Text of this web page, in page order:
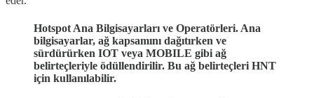
Hotspot Ana Bilgisayarları ve Operatörleri. Ana
bilgisayarlar, ağ kapsamını dağıtırken ve
sürdürürken IOT veya MOBILE gibi ağ
belirteçleriyle ödüllendirilir. Bu ağ belirteçleri HNT
için kullanılabilir.